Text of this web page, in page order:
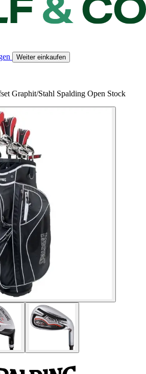
Weiter einkaufen
Graphit/Stahl Spalding Open Stock